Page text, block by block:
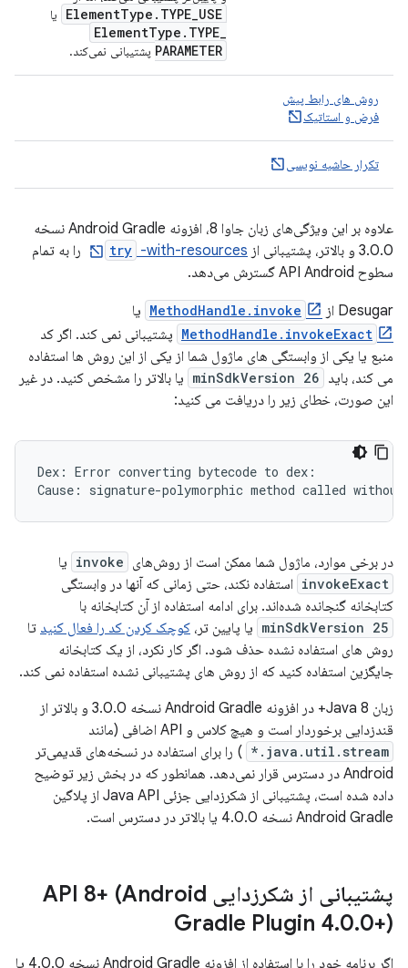
ElementType . TYPE_USE یا
ElementType . TYPE_
PARAMETER پشتیبانی نمی‌کند.
روش های رابط پیش
فرض و استاتیک
تکرار حاشیه نویسی
علاوه بر این ویژگی‌های زبان جاوا 8، افزونه Android Gradle نسخه
3.0.0 و بالاتر، پشتیبانی از
try -with-resources
را به تمام
سطوح API Android گسترش می‌دهد.
Desugar از MethodHandle.invoke یا
MethodHandle.invokeExact پشتیبانی نمی کند. اگر کد
منبع یا یکی از وابستگی های ماژول شما از یکی از این روش ها استفاده
می کند، باید minSdkVersion 26 یا بالاتر را مشخص کنید. در غیر
این صورت، خطای زیر را دریافت می کنید:
Dex: Error converting bytecode to dex:
در برخی موارد، ماژول شما ممکن است از روش‌های invoke یا
invokeExact استفاده نکند، حتی زمانی که آنها در وابستگی
کتابخانه گنجانده شده‌اند. برای ادامه استفاده از آن کتابخانه با
minSdkVersion 25 یا پایین تر، کوچک کردن کد را فعال کنید تا
روش های استفاده نشده حذف شود. اگر کار نکرد، از یک کتابخانه
جایگزین استفاده کنید که از روش های پشتیبانی نشده استفاده نمی کند.
زبان Java 8+ در افزونه Android Gradle نسخه 3.0.0 و بالاتر از
قندزدایی برخوردار است و هیچ کلاس و API اضافی (مانند
java.util.stream.*
) را برای استفاده در نسخه‌های قدیمی‌تر
Android در دسترس قرار نمی‌دهد. همانطور که در بخش زیر توضیح
داده شده است، پشتیبانی از شکرزدایی جزئی Java API از پلاگین
Android Gradle نسخه 4.0.0 یا بالاتر در دسترس است.
پشتیبانی از شکرزدایی API 8+ (Android
Gradle Plugin 4.0.0+)
اگر برنامه خود را با استفاده از افزونه Android Gradle نسخه 4.0.0 یا